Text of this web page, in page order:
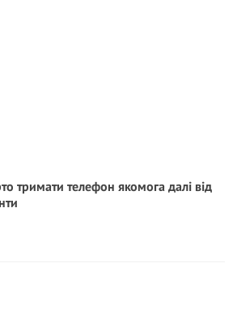
тримати телефон якомога далі від